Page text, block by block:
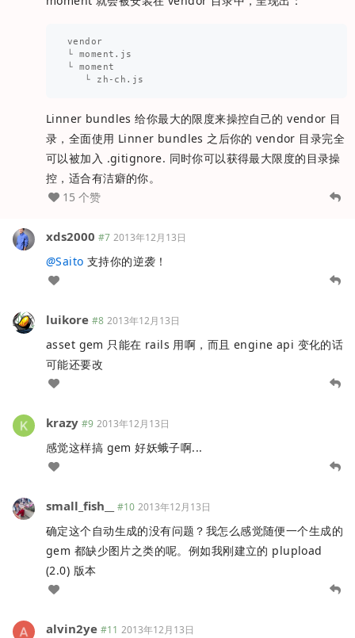
vendor
└ moment.js
└ moment
Linner bundles 给你最大的限度来操控自己的 vendor 目
录，全面使用 Linner bundles 之后你的 vendor 目录完全
可以被加入 .gitignore. 同时你可以获得最大限度的目录操
控，适合有洁癖的你。
15 个赞
xds2000 #7 2013年12月13日
@Saito 支持你的逆袭！
luikore #8 2013年12月13日
asset gem 只能在 rails 用啊，而且 engine api 变化的话
可能还要改
krazy #9 2013年12月13日
感觉这样搞 gem 好妖蛾子啊...
small_fish__ #10 2013年12月13日
确定这个自动生成的没有问题？我怎么感觉随便一个生成的
gem 都缺少图片之类的呢。例如我刚建立的 plupload
(2.0) 版本
alvin2ye #11 2013年12月13日